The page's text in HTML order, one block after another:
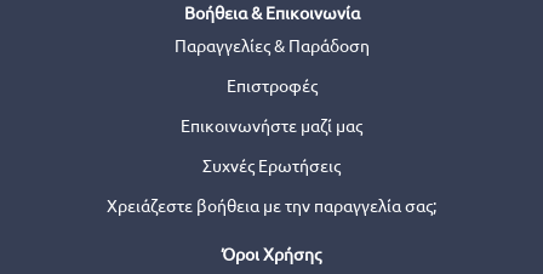
Βοήθεια & Επικοινωνία
Παραγγελίες & Παράδοση
Επιστροφές
Επικοινωνήστε μαζί μας
Συχνές Ερωτήσεις
Χρειάζεστε βοήθεια με την παραγγελία σας;
Όροι Χρήσης